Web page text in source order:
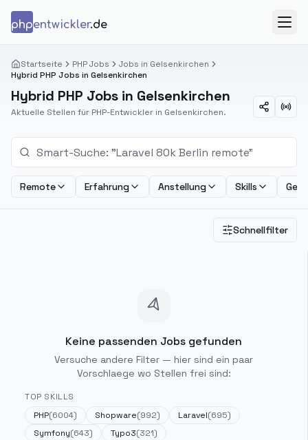
phpentwickler.de
Startseite PHP Jobs
Jobs in Gelsenkirchen
Hybrid PHP Jobs in Gelsenkirchen
Hybrid PHP Jobs in Gelsenkirchen
Aktuelle Stellen für PHP-Entwickler in Gelsenkirchen.
Remote Erfahrung Anstellung Skills
Schnellfilter
Keine passenden Jobs gefunden
Versuche andere Filter — hier sind ein paar
Vorschlaege wo Stellen frei sind:
TOP SKILLS
PHP(6004) Shopware(992) Laravel(695)
Symfony(643) Typo3(321)